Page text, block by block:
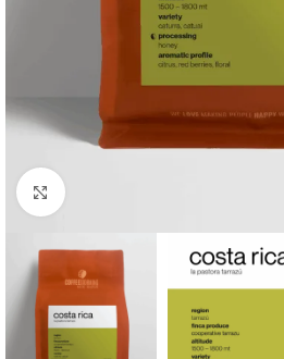
Clicca per ingrandire